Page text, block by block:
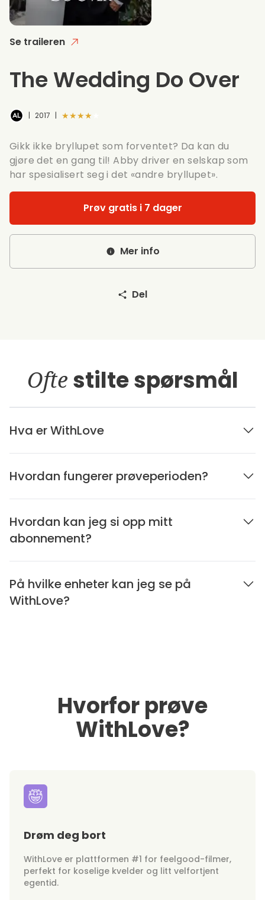
Se traileren
The Wedding Do Over
| 2017 | ★★★★★
Gikk ikke bryllupet som forventet? Da kan du
gjøre det en gang til! Abby driver en selskap som
har spesialisert seg i det «andre bryllupet».
Prøv gratis i 7 dager
Mer info
Del
Ofte stilte spørsmål
Hva er WithLove
Hvordan fungerer prøveperioden?
Hvordan kan jeg si opp mitt
abonnement?
På hvilke enheter kan jeg se på
WithLove?
Hvorfor prøve
WithLove?
Drøm deg bort
WithLove er plattformen #1 for feelgood-filmer,
perfekt for koselige kvelder og litt velfortjent
egentid.